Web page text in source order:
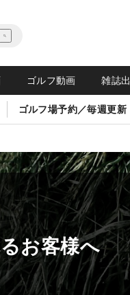
ゴルフ動画 雑誌
ゴルフ場予約／毎週更
お客様へ